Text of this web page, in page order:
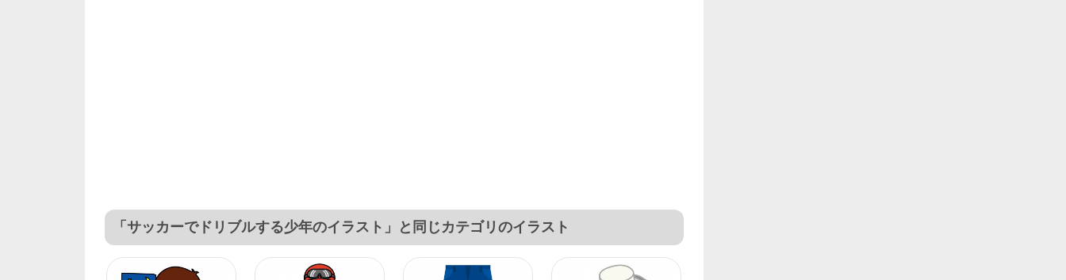
「サッカーでドリブルする少年のイラスト」と同じカテゴリのイラスト